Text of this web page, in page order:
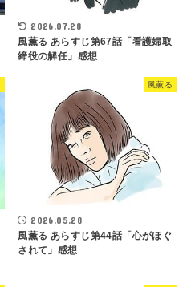
2026.07.28
風薫る あらすじ第67話「看護婦取
締役の解任」感想
風薫る
2026.05.28
風薫る あらすじ第44話「心がほぐ
されて」感想